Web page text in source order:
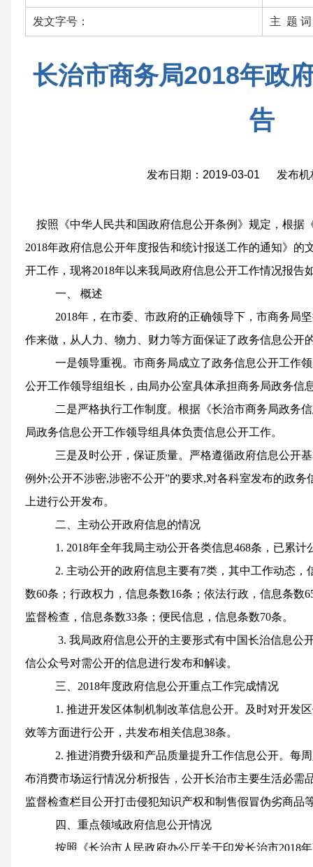
发文字号： 主 题 词
长治市商务局2018年政
告
发布日期：2019-03-01 发布机
按照《中华人民共和国政府信息公开条例》规定，根据
2018年政府信息公开年度报告和统计报送工作的通知》的
开工作，现将2018年以来我局政府信息公开工作情况报告
一、
概述
2018年，在市委、市政府的正确领导下，市商务局
作来做，从人力、物力、财力等方面保证了政务信息公开
一是领导重视。市商务局成立了政务信息公开工作
公开工作领导组组长，由局办公室具体承担商务局政务信
二是严格执行工作制度。根据《长治市商务局政务
局政务信息公开工作领导组具体负责信息公开工作。
三是及时公开，保证质量。严格遵循政府信息公开
例外;公开不涉密,涉密不公开”的要求,对各科室发布的政务
上进行公开发布。
二、主动公开政府信息的情况
1. 2018年全年我局主动公开各类信息468条，已累计
2. 主动公开的政府信息主要有7类，其中工作动态，
数60条；行政权力，信息条数16条；依法行政，信息条数
监督检查，信息条数33条；便民信息，信息条数70条。
3. 我局政府信息公开的主要形式有中国长治信息公
信公众号对需公开的信息进行发布和解读。
三、 2018年度政府信息公开重点工作完成情况
1. 推进开发区体制机制改革信息公开。及时对开发
效等方面进行公开，共发布相关信息38条。
2. 推进消费升级和产品质量提升工作信息公开。每
布消费市场运行情况分析报告，公开长治市主要生活必需
监督检查栏目公开打击侵犯知识产权和制售假冒伪劣商品
四、重点领域政府信息公开情况
按照《长治市人民政府办公厅关于印发长治市2018